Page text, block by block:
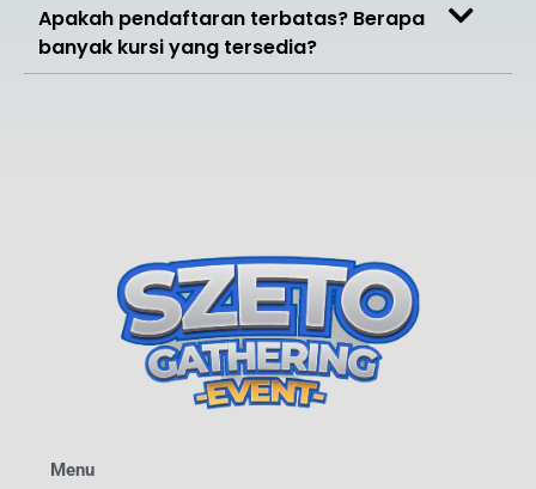
Apakah pendaftaran terbatas? Berapa
banyak kursi yang tersedia?
Menu